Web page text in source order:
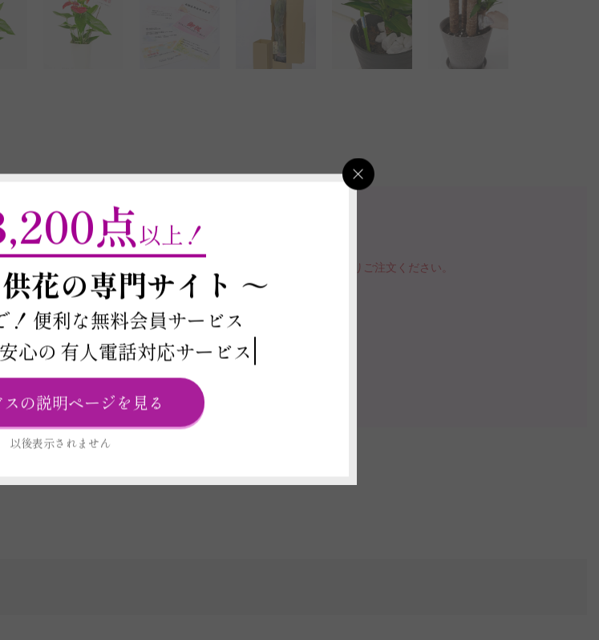
最短お届け日・在庫検索
以下に郵便番号入力するとお届け日や在庫確認が可能です。
本ページ下部の「この商品を購入する」ボタンよりご注文ください。
※最短お届け日以降であれば、お届け日をご指定いただけます。
お届け日と在庫検索についての案内動画
お届け日を確認する
点以上！
花の専門サイト ～
！ 便利な無料会員サービス
心の 有人電話対応サービス
の説明ページを見る
以後表示されません